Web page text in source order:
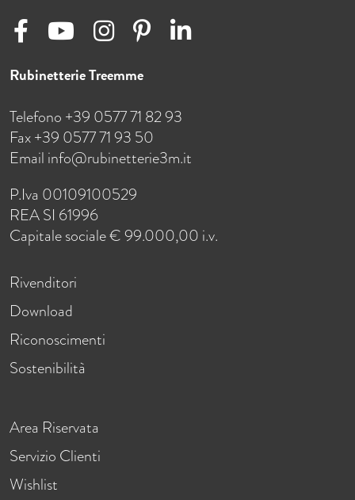
Rubinetterie Treemme
Telefono +39 0577 71 82 93
Fax +39 0577 71 93 50
Email info@rubinetterie3m.it
P.Iva 00109100529
REA SI 61996
Capitale sociale € 99.000,00 i.v.
Rivenditori
Download
Riconoscimenti
Sostenibilità
Area Riservata
Servizio Clienti
Wishlist